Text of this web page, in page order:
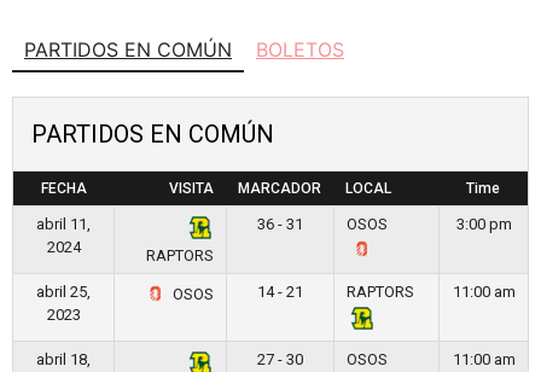
PARTIDOS EN COMÚN BOLETOS
PARTIDOS EN COMÚN
FECHA VISITA MARCADOR LOCAL Time
abril 11,
2024
RAPTORS
36 - 31 OSOS 3:00 pm
abril 25,
2023
OSOS 14 - 21 RAPTORS 11:00 am
abril 18,
27 - 30 OSOS 11:00 am